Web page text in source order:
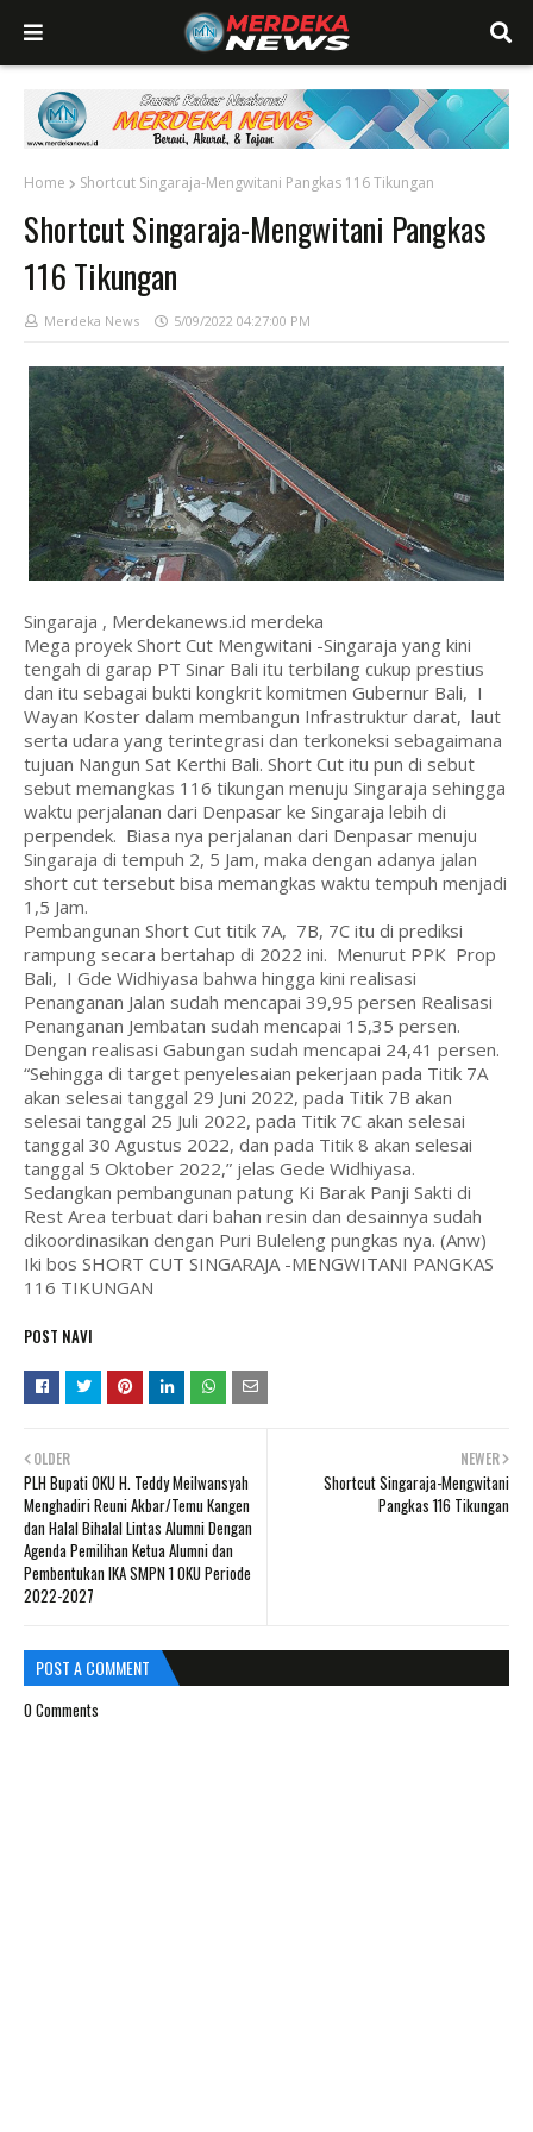
Home Shortcut Singaraja-Mengwitani Pangkas 116 Tikungan
Shortcut Singaraja-Mengwitani Pangkas
116 Tikungan
Merdeka News 5/09/2022 04:27:00 PM
Singaraja , Merdekanews.id merdeka
Mega proyek Short Cut Mengwitani -Singaraja yang kini
tengah di garap PT Sinar Bali itu terbilang cukup prestius
dan itu sebagai bukti kongkrit komitmen Gubernur Bali, I
Wayan Koster dalam membangun Infrastruktur darat, laut
serta udara yang terintegrasi dan terkoneksi sebagaimana
tujuan Nangun Sat Kerthi Bali. Short Cut itu pun di sebut
sebut memangkas 116 tikungan menuju Singaraja sehingga
waktu perjalanan dari Denpasar ke Singaraja lebih di
perpendek. Biasa nya perjalanan dari Denpasar menuju
Singaraja di tempuh 2, 5 Jam, maka dengan adanya jalan
short cut tersebut bisa memangkas waktu tempuh menjadi
1,5 Jam.
Pembangunan Short Cut titik 7A, 7B, 7C itu di prediksi
rampung secara bertahap di 2022 ini. Menurut PPK Prop
Bali, I Gde Widhiyasa bahwa hingga kini realisasi
Penanganan Jalan sudah mencapai 39,95 persen Realisasi
Penanganan Jembatan sudah mencapai 15,35 persen.
Dengan realisasi Gabungan sudah mencapai 24,41 persen.
“Sehingga di target penyelesaian pekerjaan pada Titik 7A
akan selesai tanggal 29 Juni 2022, pada Titik 7B akan
selesai tanggal 25 Juli 2022, pada Titik 7C akan selesai
tanggal 30 Agustus 2022, dan pada Titik 8 akan selesai
tanggal 5 Oktober 2022,” jelas Gede Widhiyasa.
Sedangkan pembangunan patung Ki Barak Panji Sakti di
Rest Area terbuat dari bahan resin dan desainnya sudah
dikoordinasikan dengan Puri Buleleng pungkas nya. (Anw)
Iki bos SHORT CUT SINGARAJA -MENGWITANI PANGKAS
116 TIKUNGAN
POST NAVI
NEWER
Shortcut Singaraja-Mengwitani
Pangkas 116 Tikungan
OLDER
PLH Bupati OKU H. Teddy Meilwansyah
Menghadiri Reuni Akbar/Temu Kangen
dan Halal Bihalal Lintas Alumni Dengan
Agenda Pemilihan Ketua Alumni dan
Pembentukan IKA SMPN 1 OKU Periode
2022-2027
POST A COMMENT
0 Comments